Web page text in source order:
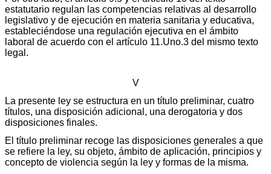
estatutario regulan las competencias relativas al desarrollo
legislativo y de ejecución en materia sanitaria y educativa,
estableciéndose una regulación ejecutiva en el ámbito
laboral de acuerdo con el artículo 11.Uno.3 del mismo texto
legal.
V
La presente ley se estructura en un título preliminar, cuatro
títulos, una disposición adicional, una derogatoria y dos
disposiciones finales.
El título preliminar recoge las disposiciones generales a que
se refiere la ley, su objeto, ámbito de aplicación, principios y
concepto de violencia según la ley y formas de la misma.